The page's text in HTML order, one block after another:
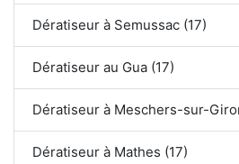
Dératiseur à Semussac (17)
Dératiseur au Gua (17)
Dératiseur à Meschers-sur-
Dératiseur à Mathes (17)